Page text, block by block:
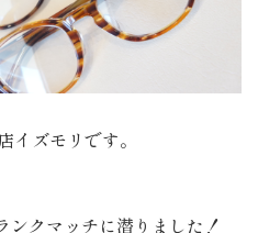
イズモリです。
クマッチに潜りました！